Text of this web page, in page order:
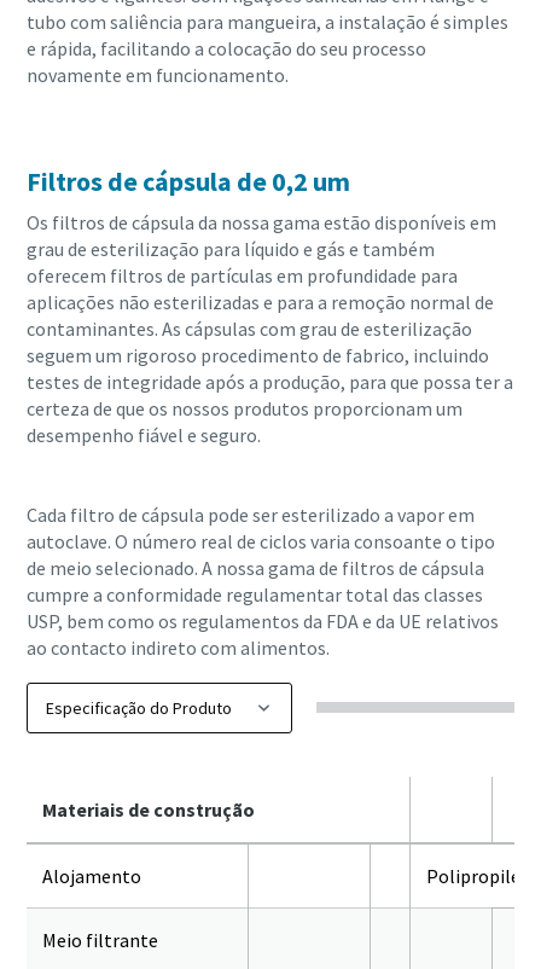
tubo com saliência para mangueira, a instalação é simples
e rápida, facilitando a colocação do seu processo
novamente em funcionamento.
Filtros de cápsula de 0,2 um
Os filtros de cápsula da nossa gama estão disponíveis em
grau de esterilização para líquido e gás e também
oferecem filtros de partículas em profundidade para
aplicações não esterilizadas e para a remoção normal de
contaminantes. As cápsulas com grau de esterilização
seguem um rigoroso procedimento de fabrico, incluindo
testes de integridade após a produção, para que possa ter a
certeza de que os nossos produtos proporcionam um
desempenho fiável e seguro.
Cada filtro de cápsula pode ser esterilizado a vapor em
autoclave. O número real de ciclos varia consoante o tipo
de meio selecionado. A nossa gama de filtros de cápsula
cumpre a conformidade regulamentar total das classes
USP, bem como os regulamentos da FDA e da UE relativos
ao contacto indireto com alimentos.
Materiais de construção
Alojamento Polipropileno
Meio filtrante